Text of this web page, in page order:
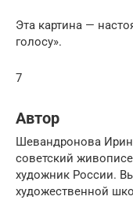
Эта картина —
голосу».
7
Автор
Шевандронова
советский
художник России.
художественной